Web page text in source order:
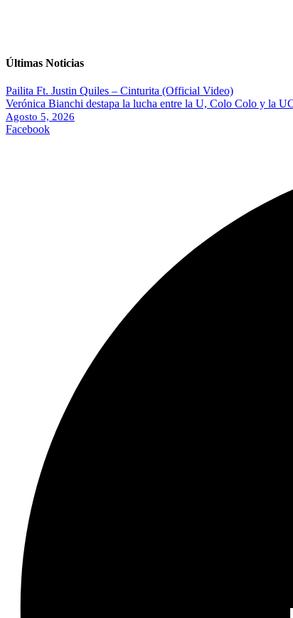
Últimas Noticias
Pailita Ft. Justin Quiles – Cinturita (Official Video)
Verónica Bianchi destapa la lucha entre la U, Colo Colo y la
Agosto 5, 2026
Facebook